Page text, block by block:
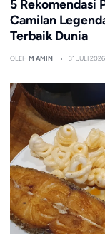
5 Rekomendasi
Camilan
Terbaik Dunia
OLEH M AMIN 31 JULI 2026